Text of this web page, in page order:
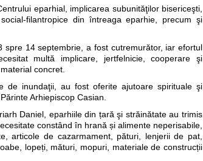
eparhial, implicarea subunităţilor bisericeşti,
filantropice din întreaga eparhie, precum şi
14 septembrie, a fost cutremurător, iar efortul
multă implicare, jertfelnicie, cooperare şi
concret.
de inundaţii, au fost oferite ajutoare spirituale şi
Arhiepiscop Casian.
Daniel, eparhiile din țară şi străinătate au trimis
constând în hrană și alimente neperisabile,
articole de cazarmament, pături, lenjerii de pat,
lopeți, mături, mopuri, materiale de construcții